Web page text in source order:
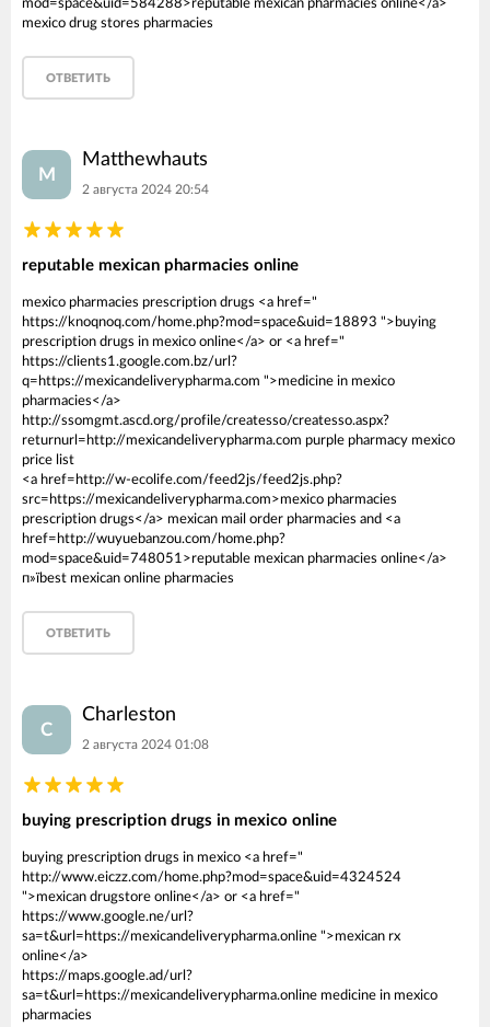
mod=space&uid=584288>reputable mexican pharmacies online</a>
mexico drug stores pharmacies
ОТВЕТИТЬ
M
Matthewhauts
2 августа 2024 20:54
reputable mexican pharmacies online
mexico pharmacies prescription drugs <a href="
https://knoqnoq.com/home.php?mod=space&uid=18893 ">buying
prescription drugs in mexico online</a> or <a href="
https://clients1.google.com.bz/url?
q=https://mexicandeliverypharma.com ">medicine in mexico
pharmacies</a>
http://ssomgmt.ascd.org/profile/createsso/createsso.aspx?
returnurl=http://mexicandeliverypharma.com purple pharmacy mexico
price list
<a href=http://w-ecolife.com/feed2js/feed2js.php?
src=https://mexicandeliverypharma.com>mexico pharmacies
prescription drugs</a> mexican mail order pharmacies and <a
href=http://wuyuebanzou.com/home.php?
mod=space&uid=748051>reputable mexican pharmacies online</a>
п»їbest mexican online pharmacies
ОТВЕТИТЬ
C
Charleston
2 августа 2024 01:08
buying prescription drugs in mexico online
buying prescription drugs in mexico <a href="
http://www.eiczz.com/home.php?mod=space&uid=4324524
">mexican drugstore online</a> or <a href="
https://www.google.ne/url?
sa=t&url=https://mexicandeliverypharma.online ">mexican rx
online</a>
https://maps.google.ad/url?
sa=t&url=https://mexicandeliverypharma.online medicine in mexico
pharmacies